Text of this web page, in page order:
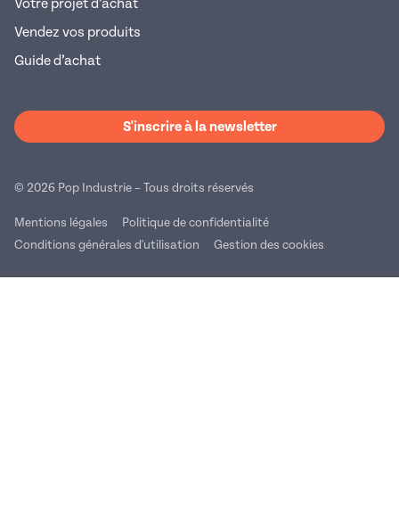
Votre projet d’achat
Vendez vos produits
Guide d’achat
S'inscrire à la newsletter
© 2026 Pop Industrie – Tous droits réservés
Mentions légales
Politique de confidentialité
Conditions générales d'utilisation
Gestion des cookies